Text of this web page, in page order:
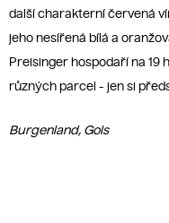
další charakterní červená
jeho nesířená bílá a
Preisinger hospodaří na
různých parcel - jen si
Burgenland, Gols